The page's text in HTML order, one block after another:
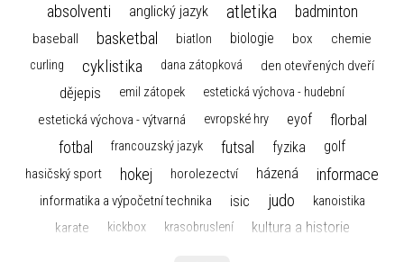
absolventi anglický jazyk atletika badminton
baseball basketbal biatlon biologie box chemie
curling cyklistika dana zátopková den otevřených dveří
dějepis emil zátopek estetická výchova - hudební
estetická výchova - výtvarná evropské hry eyof florbal
fotbal francouzský jazyk futsal fyzika golf
hasičský sport hokej horolezectví házená informace
informatika a výpočetní technika isic judo
kanoistika
karate
kickbox krasobruslení
kultura a historie